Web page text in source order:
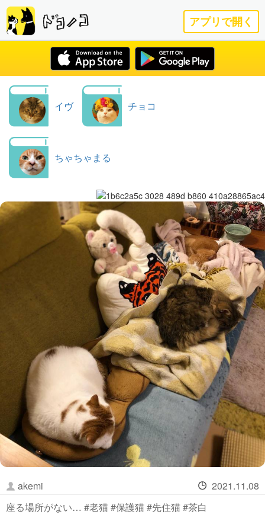
アプリで開く
イヴ チョコ
ちゃちゃまる
akemi
2021.11.08
座る場所がない… #老猫 #保護猫 #先住猫 #茶白